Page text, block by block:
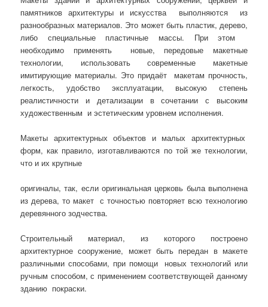
памятников архитектуры и искусства выполняются из
разнообразных материалов. Это может быть пластик, дерево,
либо специальные пластичные массы. При этом
необходимо применять новые, передовые макетные
технологии, использовать современные макетные
имитирующие материалы. Это придаёт макетам прочность,
легкость, удобство эксплуатации, высокую степень
реалистичности и детализации в сочетании с высоким
художественным и эстетическим уровнем исполнения.
Макеты архитектурных объектов и малых архитектурных
форм, как правило, изготавливаются по той же технологии,
что и их крупные
оригиналы, так, если оригинальная церковь была выполнена
из дерева, то макет с точностью повторяет всю технологию
деревянного зодчества.
Строительный материал, из которого построено
архитектурное сооружение, может быть передан в макете
различными способами, при помощи новых технологий или
ручным способом, с применением соответствующей данному
зданию покраски.